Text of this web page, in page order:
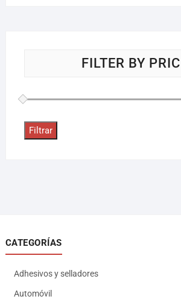
FILTER BY
Filtrar
CATEGORÍAS
Adhesivos y selladores
Automóvil